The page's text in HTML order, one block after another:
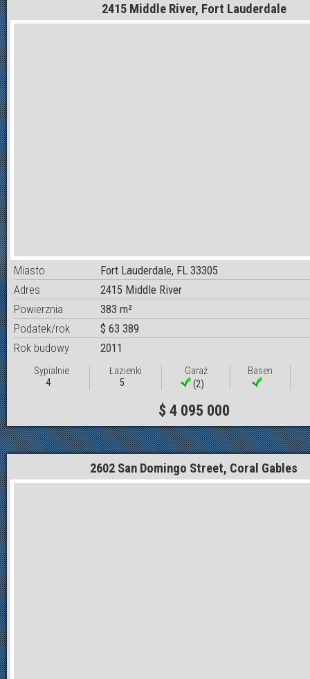
2415 Middle River, Fort Lauderdale
Miasto
Fort Lauderdale, FL 33305
Adres
2415 Middle River
Powierznia
383 m²
Podatek/rok
$ 63 389
Rok budowy
2011
Sypialnie
4
Łazienki
5
Garaż
(2)
Basen
$ 4 095 000
2602 San Domingo Street, Coral Gables